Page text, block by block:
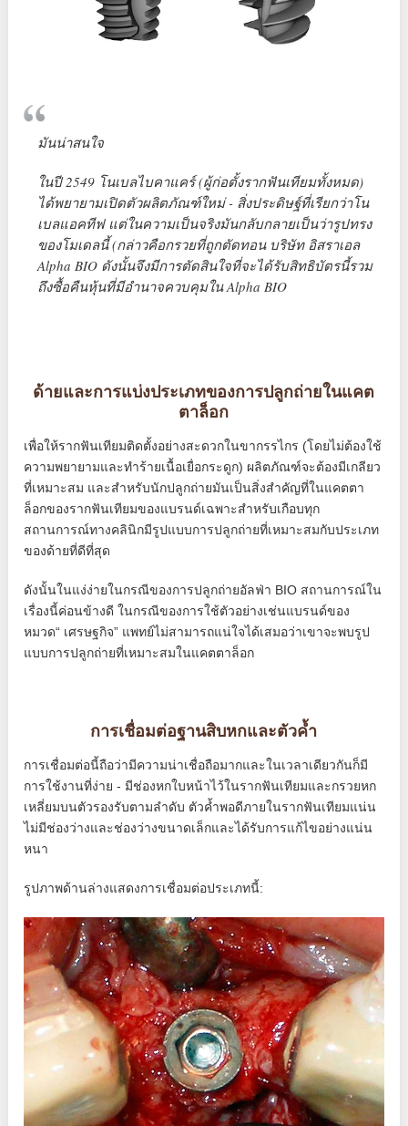
มันน่าสนใจ
ในปี 2549 โนเบลไบคาแคร์ (ผู้ก่อตั้งรากฟันเทียมทั้งหมด)
ได้พยายามเปิดตัวผลิตภัณฑ์ใหม่ - สิ่งประดิษฐ์ที่เรียกว่าโน
เบลแอคทีฟ แต่ในความเป็นจริงมันกลับกลายเป็นว่ารูปทรง
ของโมเดลนี้ (กล่าวคือกรวยที่ถูกตัดทอน บริษัท อิสราเอล
Alpha BIO ดังนั้นจึงมีการตัดสินใจที่จะได้รับสิทธิบัตรนี้รวม
ถึงซื้อคืนหุ้นที่มีอำนาจควบคุมใน Alpha BIO
ด้ายและการแบ่งประเภทของการปลูกถ่ายในแคต
ตาล็อก
เพื่อให้รากฟันเทียมติดตั้งอย่างสะดวกในขากรรไกร (โดยไม่ต้องใช้
ความพยายามและทำร้ายเนื้อเยื่อกระดูก) ผลิตภัณฑ์จะต้องมีเกลียว
ที่เหมาะสม และสำหรับนักปลูกถ่ายมันเป็นสิ่งสำคัญที่ในแคตตา
ล็อกของรากฟันเทียมของแบรนด์เฉพาะสำหรับเกือบทุก
สถานการณ์ทางคลินิกมีรูปแบบการปลูกถ่ายที่เหมาะสมกับประเภท
ของด้ายที่ดีที่สุด
ดังนั้นในแง่ง่ายในกรณีของการปลูกถ่ายอัลฟ่า BIO สถานการณ์ใน
เรื่องนี้ค่อนข้างดี ในกรณีของการใช้ตัวอย่างเช่นแบรนด์ของ
หมวด“ เศรษฐกิจ” แพทย์ไม่สามารถแน่ใจได้เสมอว่าเขาจะพบรูป
แบบการปลูกถ่ายที่เหมาะสมในแคตตาล็อก
การเชื่อมต่อฐานสิบหกและตัวค้ำ
การเชื่อมต่อนี้ถือว่ามีความน่าเชื่อถือมากและในเวลาเดียวกันก็มี
การใช้งานที่ง่าย - มีช่องหกใบหน้าไว้ในรากฟันเทียมและกรวยหก
เหลี่ยมบนตัวรองรับตามลำดับ ตัวค้ำพอดีภายในรากฟันเทียมแน่น
ไม่มีช่องว่างและช่องว่างขนาดเล็กและได้รับการแก้ไขอย่างแน่น
หนา
รูปภาพด้านล่างแสดงการเชื่อมต่อประเภทนี้: